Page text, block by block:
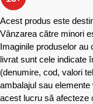
Acest produs este
Vânzarea către minori
Imaginile produselor au
livrat sunt cele indicate
(denumire, cod, valori
ambalajul sau
acest lucru să afecteze